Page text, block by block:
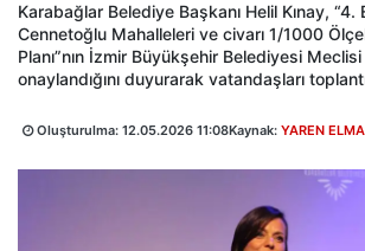
Karabağlar Belediye Başkanı Helil Kınay,
Cennetoğlu Mahalleleri ve civarı 1/1000
Planı”nın İzmir Büyükşehir Belediyesi
onaylandığını duyurarak vatandaşları
Oluşturulma: 12.05.2026 11:08Kaynak: YAREN